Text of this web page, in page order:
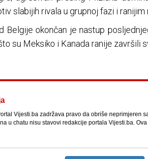
slabijih rivala u grupnoj fazi i ranijim
Belgije okončan je nastup
su Meksiko i Kanada ranije završili
Vijesti.ba zadržava pravo da obriše neprimjeren
u chatu nisu stavovi redakcije portala Vijesti.ba.